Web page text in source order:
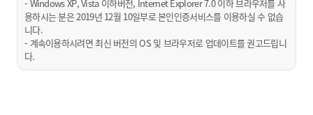
- Windows XP, Vista 이하버전, Internet Explorer 7.0 이하 브라우저를 사
용하시는 분은 2019년 12월 10일부로 본인인증서비스를 이용하실 수 없습
니다.
- 계속이용하시려면 최신 버전의 OS 및 브라우저로 업데이트를 권고드립니
다.